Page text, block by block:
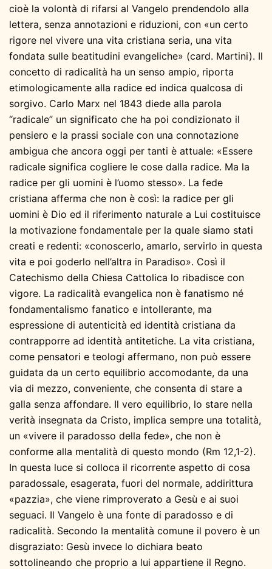
cioè la volontà di rifarsi al Vangelo prendendolo alla
lettera, senza annotazioni e riduzioni, con «un certo
rigore nel vivere una vita cristiana seria, una vita
fondata sulle beatitudini evangeliche» (card. Martini). Il
concetto di radicalità ha un senso ampio, riporta
etimologicamente alla radice ed indica qualcosa di
sorgivo. Carlo Marx nel 1843 diede alla parola
“radicale” un significato che ha poi condizionato il
pensiero e la prassi sociale con una connotazione
ambigua che ancora oggi per tanti è attuale: «Essere
radicale significa cogliere le cose dalla radice. Ma la
radice per gli uomini è l’uomo stesso». La fede
cristiana afferma che non è così: la radice per gli
uomini è Dio ed il riferimento naturale a Lui costituisce
la motivazione fondamentale per la quale siamo stati
creati e redenti: «conoscerlo, amarlo, servirlo in questa
vita e poi goderlo nell’altra in Paradiso». Così il
Catechismo della Chiesa Cattolica lo ribadisce con
vigore. La radicalità evangelica non è fanatismo né
fondamentalismo fanatico e intollerante, ma
espressione di autenticità ed identità cristiana da
contrapporre ad identità antitetiche. La vita cristiana,
come pensatori e teologi affermano, non può essere
guidata da un certo equilibrio accomodante, da una
via di mezzo, conveniente, che consenta di stare a
galla senza affondare. Il vero equilibrio, lo stare nella
verità insegnata da Cristo, implica sempre una totalità,
un «vivere il paradosso della fede», che non è
conforme alla mentalità di questo mondo (Rm 12,1-2).
In questa luce si colloca il ricorrente aspetto di cosa
paradossale, esagerata, fuori del normale, addirittura
«pazzia», che viene rimproverato a Gesù e ai suoi
seguaci. Il Vangelo è una fonte di paradosso e di
radicalità. Secondo la mentalità comune il povero è un
disgraziato: Gesù invece lo dichiara beato
sottolineando che proprio a lui appartiene il Regno.